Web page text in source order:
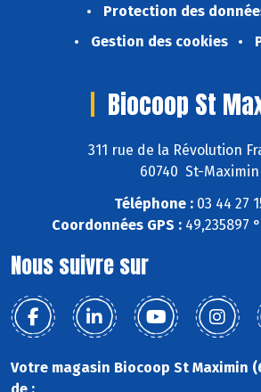
Protection des
Gestion des cookies
Biocoop St
311 rue de la Révolution
60740 St-Maximin
Téléphone :03 44 27
Coordonnées GPS : 49,235897
Nous suivre sur
Votre magasin Biocoop St Maximin